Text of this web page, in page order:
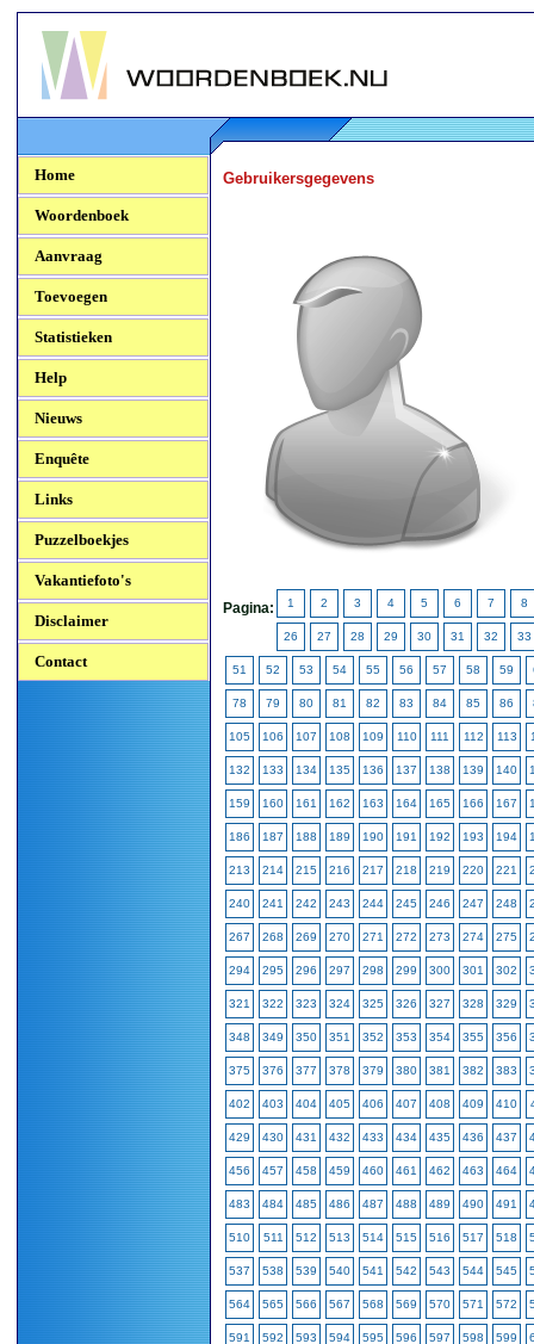
Woordenboek.NU
Home
Woordenboek
Aanvraag
Toevoegen
Statistieken
Help
Nieuws
Enquête
Links
Puzzelboekjes
Vakantiefoto's
Disclaimer
Contact
Gebruikersgegevens
Pagina: 1 2 3 4 5 6 7 8
26 27 28 29 30 31 32 33
51 52 53 54 55 56 57 58 59
78 79 80 81 82 83 84 85 86
105 106 107 108 109 110 111 112 113
132 133 134 135 136 137 138 139 140
159 160 161 162 163 164 165 166 167
186 187 188 189 190 191 192 193 194
213 214 215 216 217 218 219 220 221
240 241 242 243 244 245 246 247 248
267 268 269 270 271 272 273 274 275
294 295 296 297 298 299 300 301 302
321 322 323 324 325 326 327 328 329
348 349 350 351 352 353 354 355 356
375 376 377 378 379 380 381 382 383
402 403 404 405 406 407 408 409 410
429 430 431 432 433 434 435 436 437
456 457 458 459 460 461 462 463 464
483 484 485 486 487 488 489 490 491
510 511 512 513 514 515 516 517 518
537 538 539 540 541 542 543 544 545
564 565 566 567 568 569 570 571 572
591 592 593 594 595 596 597 598 599